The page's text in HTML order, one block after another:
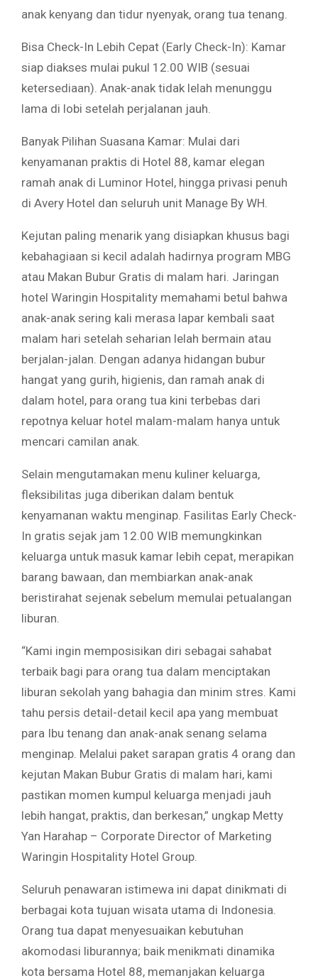
anak kenyang dan tidur nyenyak, orang tua tenang.
Bisa Check-In Lebih Cepat (Early Check-In): Kamar
siap diakses mulai pukul 12.00 WIB (sesuai
ketersediaan). Anak-anak tidak lelah menunggu
lama di lobi setelah perjalanan jauh.
Banyak Pilihan Suasana Kamar: Mulai dari
kenyamanan praktis di Hotel 88, kamar elegan
ramah anak di Luminor Hotel, hingga privasi penuh
di Avery Hotel dan seluruh unit Manage By WH.
Kejutan paling menarik yang disiapkan khusus bagi
kebahagiaan si kecil adalah hadirnya program MBG
atau Makan Bubur Gratis di malam hari. Jaringan
hotel Waringin Hospitality memahami betul bahwa
anak-anak sering kali merasa lapar kembali saat
malam hari setelah seharian lelah bermain atau
berjalan-jalan. Dengan adanya hidangan bubur
hangat yang gurih, higienis, dan ramah anak di
dalam hotel, para orang tua kini terbebas dari
repotnya keluar hotel malam-malam hanya untuk
mencari camilan anak.
Selain mengutamakan menu kuliner keluarga,
fleksibilitas juga diberikan dalam bentuk
kenyamanan waktu menginap. Fasilitas Early Check-
In gratis sejak jam 12.00 WIB memungkinkan
keluarga untuk masuk kamar lebih cepat, merapikan
barang bawaan, dan membiarkan anak-anak
beristirahat sejenak sebelum memulai petualangan
liburan.
“Kami ingin memposisikan diri sebagai sahabat
terbaik bagi para orang tua dalam menciptakan
liburan sekolah yang bahagia dan minim stres. Kami
tahu persis detail-detail kecil apa yang membuat
para Ibu tenang dan anak-anak senang selama
menginap. Melalui paket sarapan gratis 4 orang dan
kejutan Makan Bubur Gratis di malam hari, kami
pastikan momen kumpul keluarga menjadi jauh
lebih hangat, praktis, dan berkesan,” ungkap Metty
Yan Harahap – Corporate Director of Marketing
Waringin Hospitality Hotel Group.
Seluruh penawaran istimewa ini dapat dinikmati di
berbagai kota tujuan wisata utama di Indonesia.
Orang tua dapat menyesuaikan kebutuhan
akomodasi liburannya; baik menikmati dinamika
kota bersama Hotel 88, memanjakan keluarga